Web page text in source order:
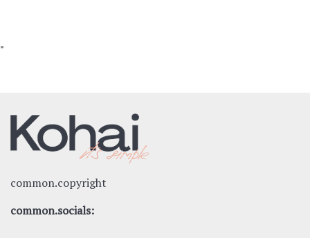
"
common.copyright
common.socials: